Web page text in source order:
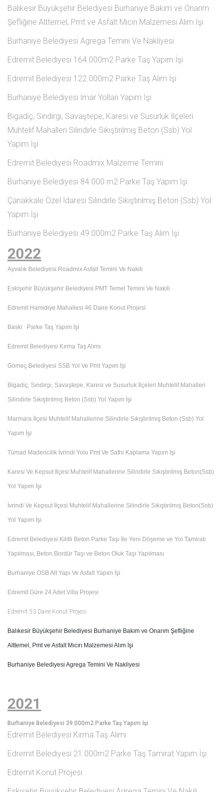
Balıkesir Büyükşehir Belediyesi Burhaniye Bakım ve Onarım
Şefliğine Alttemel, Pmt ve Asfalt Mıcırı Malzemesi Alım İşi
Burhaniye Belediyesi Agrega Temini Ve Nakliyesi
Edremit Belediyesi 164.000m2 Parke Taş Yapım İşi
Edremit Belediyesi 122.000m2 Parke Taş Alım İşi
Burhaniye Belediyesi İmar Yolları Yapım İşi
Bigadiç, Sındırgı, Savaştepe, Karesi ve Susurluk İlçeleri
Muhtelif Mahalleri Silindirle Sıkıştırılmış Beton (Ssb) Yol
Yapım İşi
Edremit Belediyesi Roadmix Malzeme Temini
Burhaniye Belediyesi 84.000 m2 Parke Taş Yapım İşi
Çanakkale Özel İdaresi Silindirle Sıkıştırılmış Beton (Ssb) Yol
Yapım İşi
Burhaniye Belediyesi 49.000m2 Parke Taş Alım İşi
2022
Ayvalık Belediyesi Roadmix Asfalt Temini Ve Nakili
Eskişehir Büyükşehir Belediyesi PMT Temel Temini Ve Nakili
Edremit Hamidiye Mahallesi 46 Daire Konut Projesi
Baski Parke Taş Yapım İşi
Edremit Belediyesi Kırma Taş Alımı
Gömeç Belediyesi SSB Yol Ve Pmt Yapım İşi
Bigadiç, Sındırgı, Savaştepe, Karesi ve Susurluk İlçeleri Muhtelif Mahalleri
Silindirle Sıkıştırılmış Beton (Ssb) Yol Yapım İşi
Marmara İlçesi Muhtelif Mahallerine Silindirle Sıkıştırılmış Beton (Ssb) Yol
Yapım İşi
Tümad Madencilik İvrindi Yolu Pmt Ve Sathi Kaplama Yapım İşi
Karesi Ve Kepsut İlçesi Muhtelif Mahallerine Silindirle Sıkıştırılmış Beton(Ssb)
Yol Yapım İşi
İvrindi Ve Kepsut İlçesi Muhtelif Mahallerine Silindirle Sıkıştırılmış Beton(Ssb)
Yol Yapım İşi
Edremit Belediyesi Kilitli Beton Parke Taşı İle Yeni Döşeme ve Yol Tamiratı
Yapılması, Beton Bordür Taşı ve Beton Oluk Taşı Yapılması
Burhaniye OSB Alt Yapı Ve Asfalt Yapım İşi
Edremit Güre 24 Adet Villa Projesi
Edremit 53 Daire Konut Projesi
Balıkesir Büyükşehir Belediyesi Burhaniye Bakım ve Onarım Şefliğine
Alttemel, Pmt ve Asfalt Mıcırı Malzemesi Alım İşi
Burhaniye Belediyesi Agrega Temini Ve Nakliyesi
2021
Burhaniye Belediyesi 39.000m2 Parke Taş Yapım İşi
Edremit Belediyesi Kırma Taş Alımı
Edremit Belediyesi 21.000m2 Parke Taş Tamirat Yapım İşi
Edremit Konut Projesi